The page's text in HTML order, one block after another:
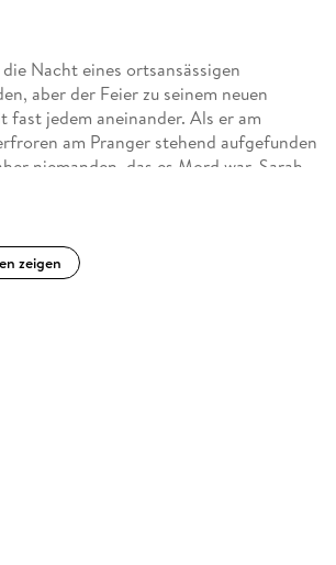
Nacht eines ortsansässigen
aber der Feier zu seinem neuen
fast jedem aneinander. Als er am
am Pranger stehend aufgefunden
niemanden, das es Mord war. Sarah
hier schon einmal die besten
Fall fand ich auch sehr spannend, da
zeigen